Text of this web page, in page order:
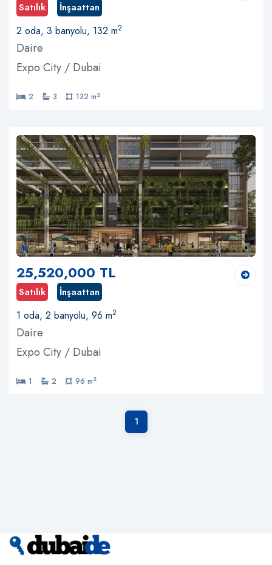
Satılık İnşaattan
2 oda, 3 banyolu, 132 m2
Daire
Expo City / Dubai
2 3 132 m2
25,520,000 TL
Satılık İnşaattan
1 oda, 2 banyolu, 96 m2
Daire
Expo City / Dubai
1 2 96 m2
1